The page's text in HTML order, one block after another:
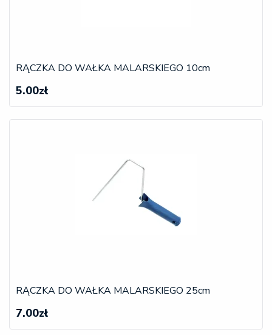
RĄCZKA DO WAŁKA MALARSKIEGO 10cm
5.00zł
RĄCZKA DO WAŁKA MALARSKIEGO 25cm
7.00zł